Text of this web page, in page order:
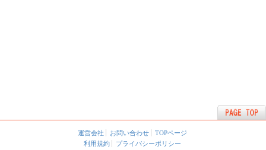
運営会社 お問い合わせ
TOPページ
利用規約
プライバシーポリシー